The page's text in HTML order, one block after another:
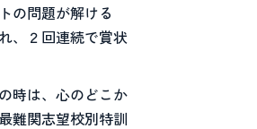
の問題が解ける
、２回連続で賞状
時は、心のどこか
難関志望校別特訓